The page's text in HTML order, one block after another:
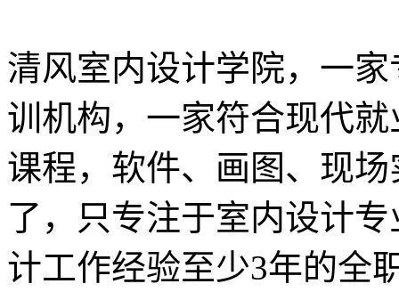
清风室内设计学院，一
训机构，一家符合现代
课程，软件、画图、现
了，只专注于室内设计
计工作经验至少3年的全